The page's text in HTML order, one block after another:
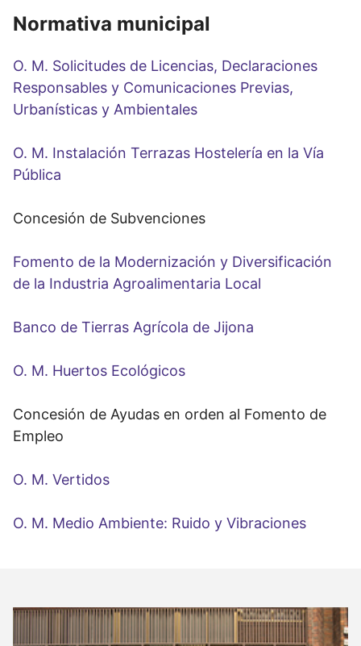
Normativa municipal
O. M. Solicitudes de Licencias, Declaraciones
Responsables y Comunicaciones Previas,
Urbanísticas y Ambientales
O. M. Instalación Terrazas Hostelería en la Vía
Pública
Concesión de Subvenciones
Fomento de la Modernización y Diversificación
de la Industria Agroalimentaria Local
Banco de Tierras Agrícola de Jijona
O. M. Huertos Ecológicos
Concesión de Ayudas en orden al Fomento de
Empleo
O. M. Vertidos
O. M. Medio Ambiente: Ruido y Vibraciones